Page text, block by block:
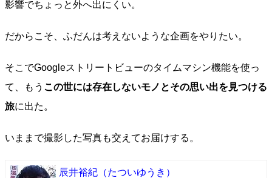
影響でちょっと外へ出にくい。
だからこそ、ふだんは考えないような企画をやりたい。
そこでGoogleストリートビューのタイムマシン機能を使っ
て、もう この世には存在しないモノとその思い出を見つける
旅に出た。
いままで撮影した写真も交えてお届けする。
辰井裕紀 （たついゆうき）